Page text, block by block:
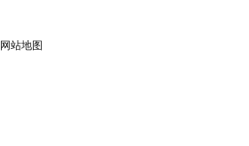
网站地图